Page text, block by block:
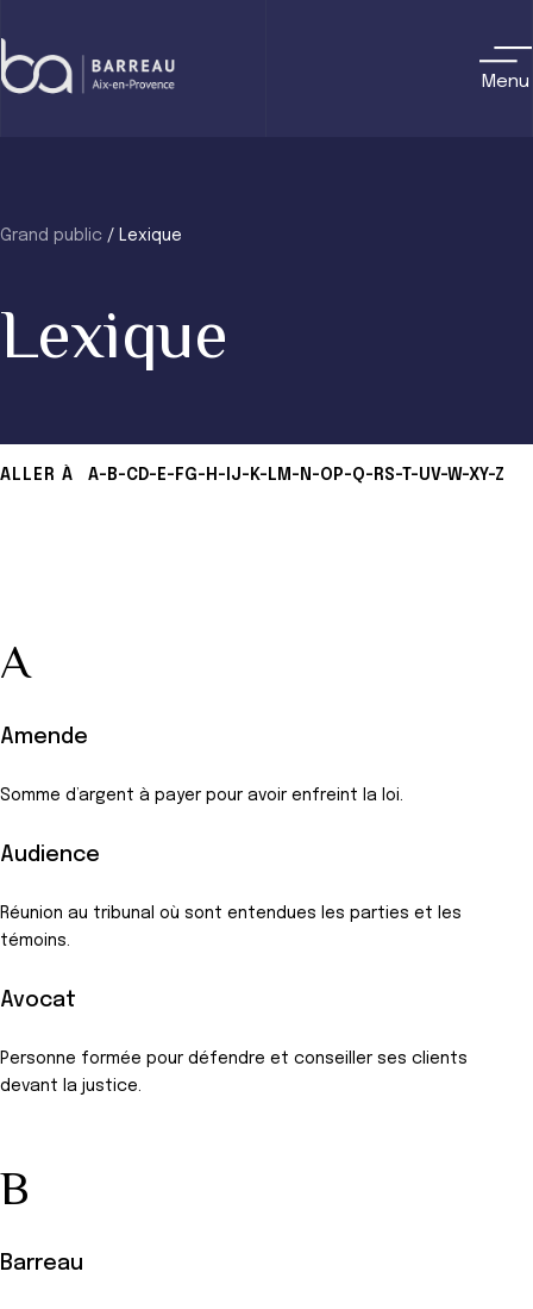
to
content
Menu
Grand public / Lexique
Lexique
ALLER À A-B-CD-E-FG-H-I J-K-L M-N-O P-Q-RS-T-UV-W-XY-Z
A
Amende
Somme d’argent à payer pour avoir enfreint la loi.
Audience
Réunion au tribunal où sont entendues les parties et les
témoins.
Avocat
Personne formée pour défendre et conseiller ses clients
devant la justice.
B
Barreau